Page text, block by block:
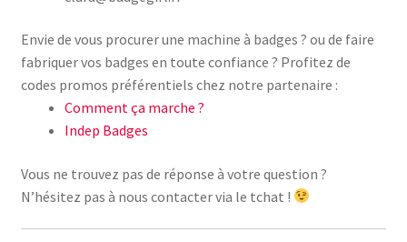
Envie de vous procurer une machine à badges ? ou de faire
fabriquer vos badges en toute confiance ? Profitez de
codes promos préférentiels chez notre partenaire :
Comment ça marche ?
Indep Badges
Vous ne trouvez pas de réponse à votre question ?
N’hésitez pas à nous contacter via le tchat !